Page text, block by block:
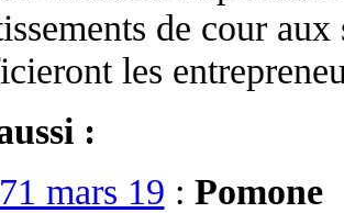
de cour
les
:
mars 19 : Pomone